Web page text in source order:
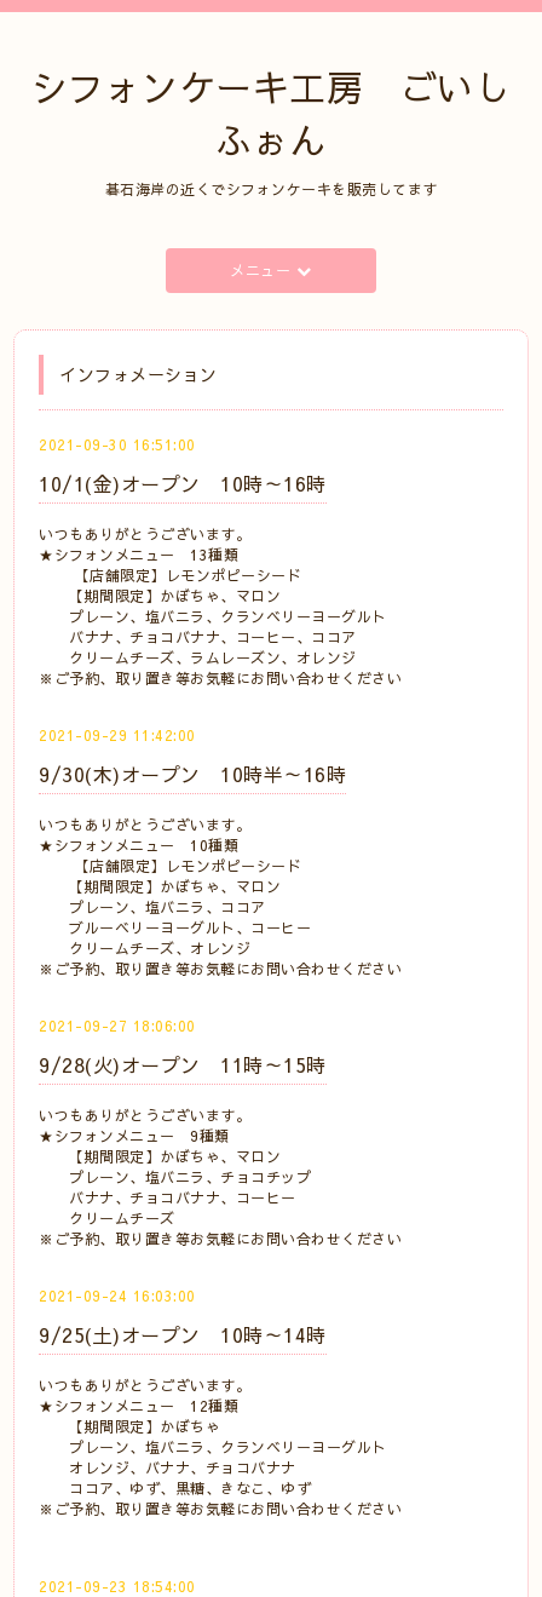
シフォンケーキ工房 ごいし
ふぉん
碁石海岸の近くでシフォンケーキを販売してます
メニュー
インフォメーション
2021-09-30 16:51:00
10/1(金)オープン 10時～16時
いつもありがとうございます。
★シフォンメニュー 13種類
【店舗限定】レモンポピーシード
【期間限定】かぼちゃ、マロン
プレーン、塩バニラ、クランベリーヨーグルト
バナナ、チョコバナナ、コーヒー、ココア
クリームチーズ、ラムレーズン、オレンジ
※ご予約、取り置き等お気軽にお問い合わせください
2021-09-29 11:42:00
9/30(木)オープン 10時半～16時
いつもありがとうございます。
★シフォンメニュー 10種類
【店舗限定】レモンポピーシード
【期間限定】かぼちゃ、マロン
プレーン、塩バニラ、ココア
ブルーベリーヨーグルト、コーヒー
クリームチーズ、オレンジ
※ご予約、取り置き等お気軽にお問い合わせください
2021-09-27 18:06:00
9/28(火)オープン 11時～15時
いつもありがとうございます。
★シフォンメニュー 9種類
【期間限定】かぼちゃ、マロン
プレーン、塩バニラ、チョコチップ
バナナ、チョコバナナ、コーヒー
クリームチーズ
※ご予約、取り置き等お気軽にお問い合わせください
2021-09-24 16:03:00
9/25(土)オープン 10時～14時
いつもありがとうございます。
★シフォンメニュー 12種類
【期間限定】かぼちゃ
プレーン、塩バニラ、クランベリーヨーグルト
オレンジ、バナナ、チョコバナナ
ココア、ゆず、黒糖、きなこ、ゆず
※ご予約、取り置き等お気軽にお問い合わせください
2021-09-23 18:54:00